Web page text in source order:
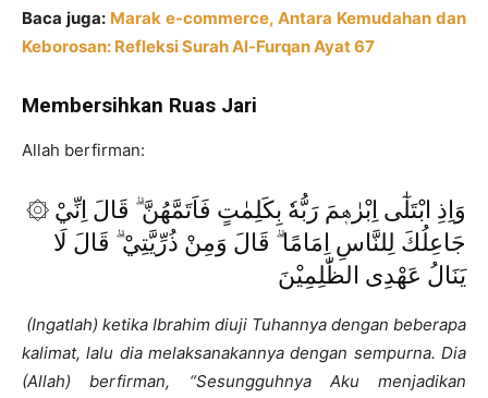
Baca juga: Marak e-commerce, Antara Kemudahan dan
Keborosan: Refleksi Surah Al-Furqan Ayat 67
Membersihkan Ruas Jari
Allah berfirman:
۞ وَاِذِ ابْتَلٰٓى اِبْرٰهٖمَ رَبُّهٗ بِكَلِمٰتٍ فَاَتَمَّهُنَّ ۗ قَالَ اِنِّيْ
جَاعِلُكَ لِلنَّاسِ اِمَامًا ۗ قَالَ وَمِنْ ذُرِّيَّتِيْ ۗ قَالَ لَا
يَنَالُ عَهْدِى الظّٰلِمِيْنَ
(Ingatlah) ketika Ibrahim diuji Tuhannya dengan beberapa
kalimat, lalu dia melaksanakannya dengan sempurna. Dia
(Allah) berfirman, “Sesungguhnya Aku menjadikan